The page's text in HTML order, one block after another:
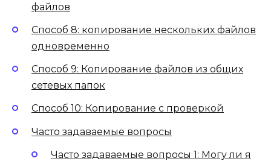
файлов
Способ 8: копирование нескольких файлов
одновременно
Способ 9: Копирование файлов из общих
сетевых папок
Способ 10: Копирование с проверкой
Часто задаваемые вопросы
Часто задаваемые вопросы 1: Могу ли я